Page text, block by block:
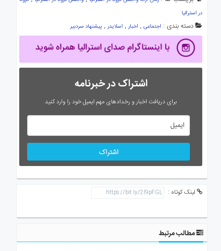
در استرالیا
دسته بندی : اجتماعی, اخبار, اسلایدر, پیشنهاد سردبیر
اشتراک در خبرنامه
برای دریافت اخبار و رخدادهای مهم ایمیل خود را وارد کنید
اشتراک
لینک کوتاه :
مطالب مرتبط